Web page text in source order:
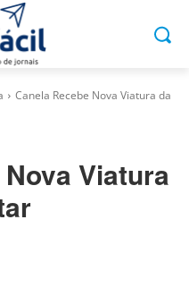
Canela Recebe Nova Viatura da
Viatura